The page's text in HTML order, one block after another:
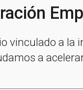
vinculado a la
a